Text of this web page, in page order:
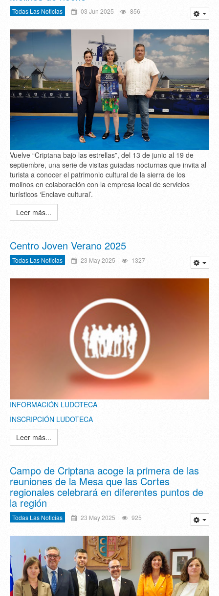
Todas Las Noticias 03 Jun 2025 856
Vuelve “Criptana bajo las estrellas”, del 13 de junio al 19 de
septiembre, una serie de visitas guiadas nocturnas que invita al
turista a conocer el patrimonio cultural de la sierra de los
molinos en colaboración con la empresa local de servicios
turísticos ‘Enclave cultural’.
Leer más...
Centro Joven Verano 2025
Todas Las Noticias 23 May 2025 1327
INFORMACIÓN LUDOTECA
INSCRIPCIÓN LUDOTECA
Leer más...
Campo de Criptana acoge la primera de las
reuniones de la Mesa que las Cortes
regionales celebrará en diferentes puntos de
la región
Todas Las Noticias 23 May 2025 925